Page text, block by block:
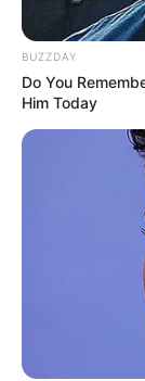
BUZZDAY
Do You
Him Today